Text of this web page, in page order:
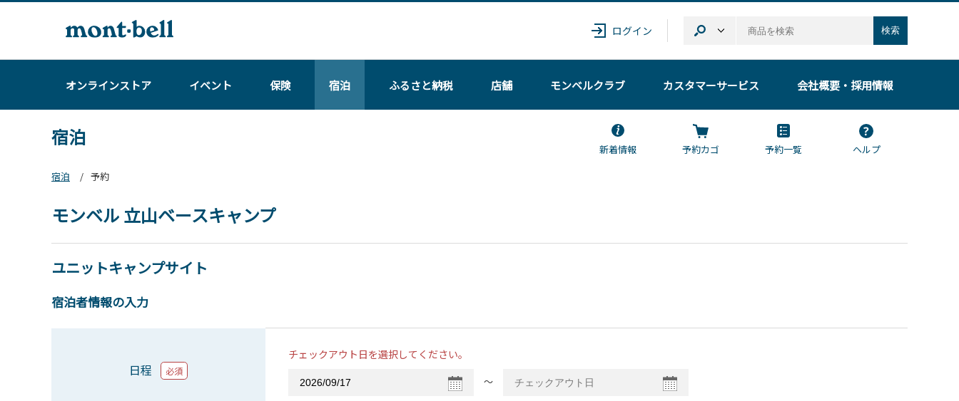
ログイン 検索
オンラインストア イベント 保険 宿泊 ふるさと納税 店舗 モンベルクラブ カスタマーサービス 会社概要・採用情報
宿泊
新着情報 予約カゴ 予約一覧
ヘルプ
宿泊
予約
モンベル 立山ベースキャンプ
ユニットキャンプサイト
宿泊者情報の入力
日程 必須
チェックアウト日を選択してください。
〜